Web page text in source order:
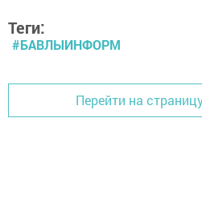
Теги:
#БАВЛЫИНФОРМ
Перейти на